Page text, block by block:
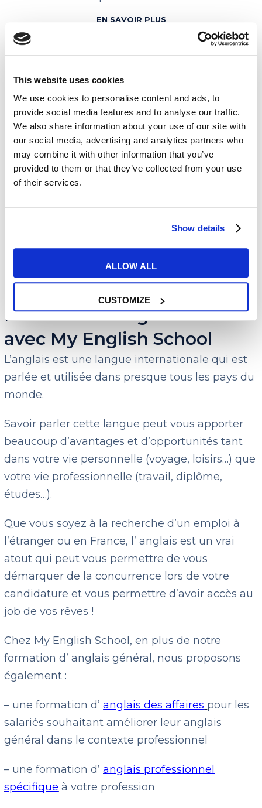
This website uses cookies
We use cookies to personalise content and ads, to
provide social media features and to analyse our traffic.
We also share information about your use of our site with
our social media, advertising and analytics partners who
may combine it with other information that you’ve
provided to them or that they’ve collected from your use
of their services.
Show details
ALLOW ALL
CUSTOMIZE
EN SAVOIR PLUS
La solution idéale pour unegrande
EN SAVOIR PLUS
Les cours d’ anglais médical
avec My English School
L’anglais est une langue internationale qui est
parlée et utilisée dans presque tous les pays du
monde.
Savoir parler cette langue peut vous apporter
beaucoup d’avantages et d’opportunités tant
dans votre vie personnelle (voyage, loisirs…) que
votre vie professionnelle (travail, diplôme,
études…).
Que vous soyez à la recherche d’un emploi à
l’étranger ou en France, l’ anglais est un vrai
atout qui peut vous permettre de vous
démarquer de la concurrence lors de votre
candidature et vous permettre d’avoir accès au
job de vos rêves !
Chez My English School, en plus de notre
formation d’ anglais général, nous proposons
également :
– une formation d’anglais des affaires pour les
salariés souhaitant améliorer leur anglais
général dans le contexte professionnel
– une formation d’anglais professionnel
spécifique à votre profession